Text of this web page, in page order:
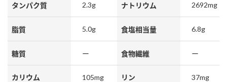
タンパク質 2.3g ナトリウム 2692mg
脂質 5.0g 食塩相当量 6.8g
糖質 ー 食物繊維 ー
カリウム 105mg リン 37mg